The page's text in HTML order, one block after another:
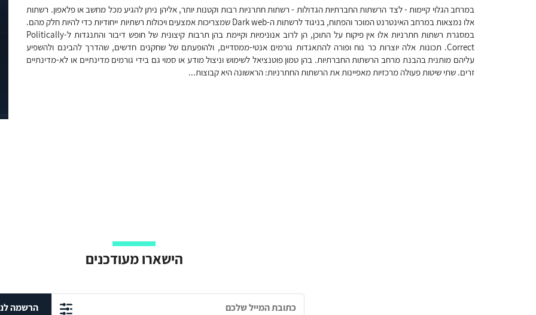
במרחב הגלוי קיימות - לצד הרשתות החברתיות הגדולות - רשתות חתרניות רבות וקטנות יותר, אליהן ניתן להגיע מכל מחשב או פלאפון. רשתות
אלו נמצאות במרחב האינטרנט המוכר והפתוח, בניגוד לרשתות ה-Dark web שמצריכות אמצעים ויכולות רשתיות ייחודיות כדי להיות חלק מהם.
במסגרת רשתות חתרניות אלו אין פיקוח על התוכן, הן לרוב אנונימיות וקיימת בהן תרבות קיצונית של חופש דיבור והתנגדות ל-Politically
Correct. תכונות אלה יוצרות כר נוח ופורה להתאגדות גורמים אנטי-ממסדיים, ולהופעתם של שחקנים חדשים, שהדרך להבינם ולהשפיע
עליהם מותנית בהבנת מרחב הרשתות החברתיות. בהן טמון פוטנציאל לשימוש וניצול מודע או סמוי גם בידי גורמים מדינתיים או לא-מדינתיים
זרים. שתי שיטות פעולה מרכזיות מאפיינות את הרשתות החתרניות: הראשונה היא קבוצות...
הישארו מעודכנים
הרשמה